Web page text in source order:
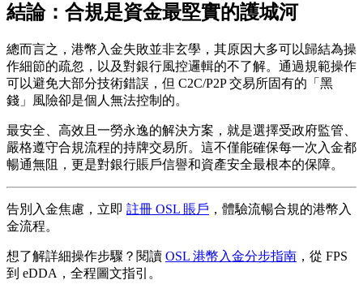
結論：合規是資金最堅實的護城河
總而言之，港幣入金失敗並非玄學，其原因大多可以歸結為操
作細節的疏忽，以及對銀行風控邏輯的不了解。通過規範操作
可以避免大部分技術錯誤，但 C2C/P2P 交易所固有的「黑
錢」風險卻是個人無法控制的。
最安全、高效且一勞永逸的解決方案，就是選擇受政府監管、
嚴格遵守合規流程的持牌交易所。這不僅能確保每一次入金都
暢通無阻，更是對銀行賬戶信譽和資產安全最根本的保障。
告別入金焦慮，立即 註冊 OSL 賬戶 ，體驗流暢合規的港幣入
金流程。
想了解詳細操作步驟？閱讀 OSL 港幣入金分步指南 ，從 FPS
到 eDDA，全程圖文指引。